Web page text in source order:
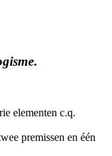
.
elementen c.q.
premissen en één